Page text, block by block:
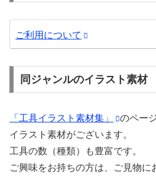
ご利用について
同ジャンルのイラスト素材
「工具イラスト素材集」
のペー
イラスト素材がございます。
工具の数（種類）も豊富です。
ご興味をお持ちの方は、ご見物に